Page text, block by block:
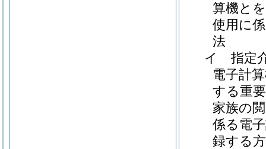
算機と
使用に
法
イ
指定
電子計
する重
家族の
係る電
録する